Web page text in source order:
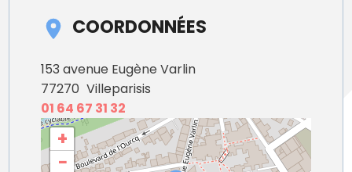
COORDONNÉES
153 avenue Eugène Varlin
77270 Villeparisis
01 64 67 31 32
+
−